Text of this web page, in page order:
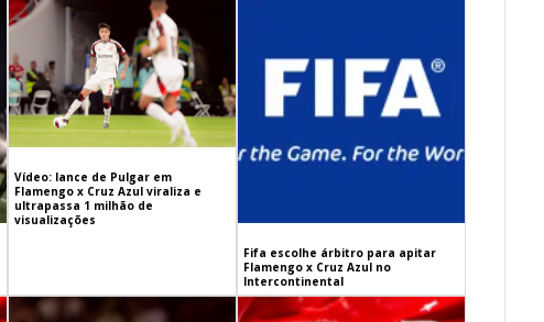
Vídeo: lance de Pulgar em
Flamengo x Cruz Azul viraliza e
ultrapassa 1 milhão de
visualizações
Fifa escolhe árbitro para apitar
Flamengo x Cruz Azul no
Intercontinental